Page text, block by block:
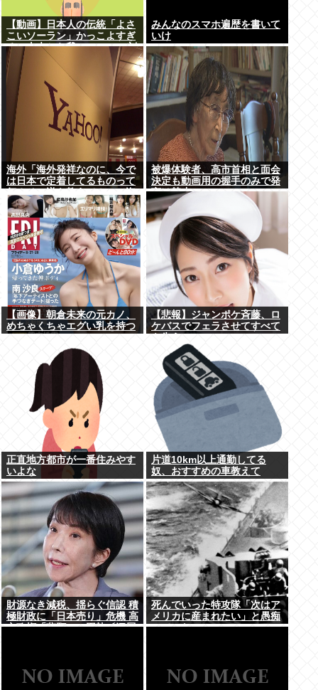
【動画】日本人の伝統「よさ
こいソーラン」かっこよすぎ
る。古来から我々のDNAに刻
まれた踊り
みんなのスマホ遍歴を書いて
いけ
海外「海外発祥なのに、今で
は日本で定着してるものって
何？その逆も教えて！」（海
外の反応）
被爆体験者、高市首相と面会
決定も動画用の握手のみで発
言は禁止www
【画像】朝倉未来の元カノ、
めちゃくちゃエグい乳を持つ
【悲報】ジャンポケ斉藤、ロ
ケバスでフェラさせてすべて
正直地方都市が一番住みやす
いよな
片道10km以上通勤してる
奴、おすすめの車教えて
財源なき減税、揺らぐ信認 積
極財政に「日本売り」危機 高
市政権「悲願」に固執〔深層
死んでいった特攻隊「次はア
メリカに産まれたい」と愚痴
っていた